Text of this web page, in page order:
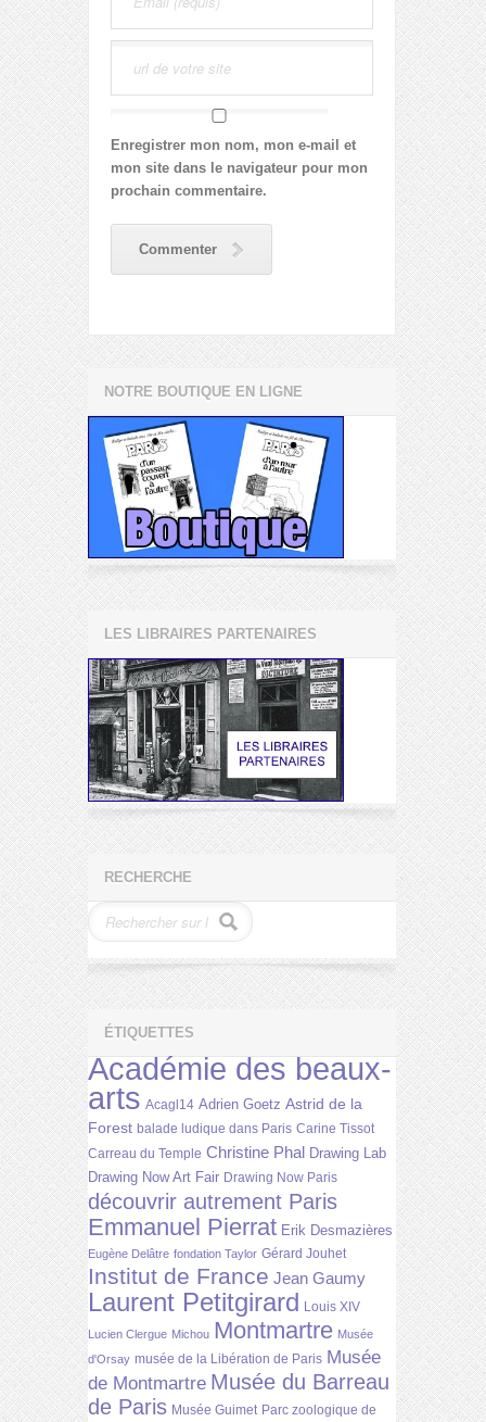
Enregistrer mon nom, mon e-mail et
mon site dans le navigateur pour mon
prochain commentaire.
Commenter
NOTRE BOUTIQUE EN LIGNE
LES LIBRAIRES PARTENAIRES
RECHERCHE
ÉTIQUETTES
Académie des beaux-
arts Acagl14 Adrien Goetz Astrid de la
Forest balade ludique dans Paris Carine Tissot
Carreau du Temple Christine Phal Drawing Lab
Drawing Now Art Fair Drawing Now Paris
découvrir autrement Paris
Emmanuel Pierrat Erik Desmazières
Eugène Delâtre fondation Taylor Gérard Jouhet
Institut de France Jean Gaumy
Laurent Petitgirard Louis XIV
Lucien Clergue Michou Montmartre Musée
d'Orsay musée de la Libération de Paris Musée
de Montmartre Musée du Barreau
de Paris Musée Guimet Parc zoologique de